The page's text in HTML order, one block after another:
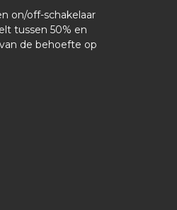
on/off-schakelaar
tussen 50% en
de behoefte op